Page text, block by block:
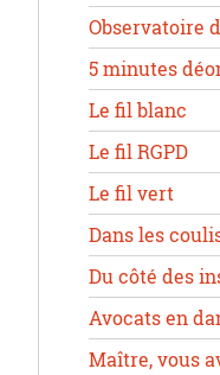
Observatoire
5 minutes
Le fil blanc
Le fil RGPD
Le fil vert
Dans les
Du côté des
Avocats en
Maître, vous